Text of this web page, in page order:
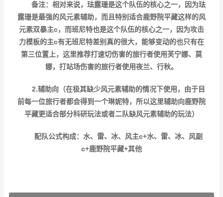
备注：相对来说，珐露珊是这个队伍的核心之一，因为珐
露珊是最强的风元素辅助，而且特别适合鹿野院平藏这样的风
元素双暴主c，而班尼特也是这个队伍的核心之一，因为攻击
力模板的主c有无班尼特差别真的很大，能够变动的也只有在
第三位置上，这里推荐打速切伤害的旅行者使用芙宁娜、莫
娜，打站场伤害的旅行者使用夜兰、行秋。
2.辅助向（在极其缺少风元素辅助的情况下使用，由于目
前每一位旅行者都会得到一个琳妮特，所以这里辅助向鹿野院
平藏更适合部分科研玩法或者二队缺风元素辅助的玩法）
配队公式构成：水、雷、冰、风主c+水、雷、冰、风副
c+鹿野院平藏+其他